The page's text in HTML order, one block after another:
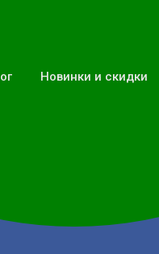
Новинки и скидки